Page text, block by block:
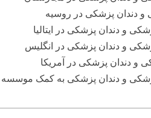
دندان پزشکی در روسیه
و دندان پزشکی در ایتالیا
و دندان پزشکی در انگلیس
و دندان پزشکی در آمریکا
و دندان پزشکی به کمک موسسه